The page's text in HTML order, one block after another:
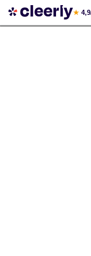
Votre simulation gratuite
★